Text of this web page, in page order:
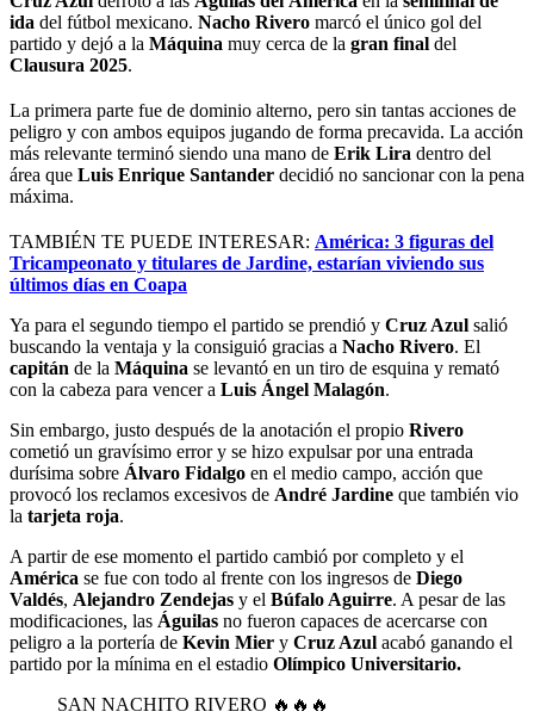
ida del fútbol mexicano. Nacho Rivero marcó el único gol del
partido y dejó a la Máquina muy cerca de la gran final del
Clausura 2025.
La primera parte fue de dominio alterno, pero sin tantas acciones de
peligro y con ambos equipos jugando de forma precavida. La acción
más relevante terminó siendo una mano de Erik Lira dentro del
área que Luis Enrique Santander decidió no sancionar con la pena
máxima.
TAMBIÉN TE PUEDE INTERESAR: América: 3 figuras del
Tricampeonato y titulares de Jardine, estarían viviendo sus
últimos días en Coapa
Ya para el segundo tiempo el partido se prendió y Cruz Azul salió
buscando la ventaja y la consiguió gracias a Nacho Rivero. El
capitán de la Máquina se levantó en un tiro de esquina y remató
con la cabeza para vencer a Luis Ángel Malagón.
Sin embargo, justo después de la anotación el propio Rivero
cometió un gravísimo error y se hizo expulsar por una entrada
durísima sobre Álvaro Fidalgo en el medio campo, acción que
provocó los reclamos excesivos de André Jardine que también vio
la tarjeta roja.
A partir de ese momento el partido cambió por completo y el
América se fue con todo al frente con los ingresos de Diego
Valdés, Alejandro Zendejas y el Búfalo Aguirre. A pesar de las
modificaciones, las Águilas no fueron capaces de acercarse con
peligro a la portería de Kevin Mier y Cruz Azul acabó ganando el
partido por la mínima en el estadio Olímpico Universitario.
SAN NACHITO RIVERO 🔥🔥🔥